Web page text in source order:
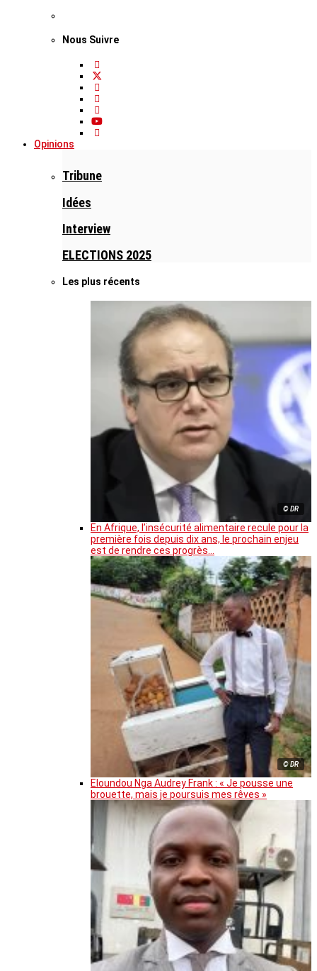
Nous Suivre
Opinions
Tribune
Idées
Interview
ELECTIONS 2025
Les plus récents
© DR
En Afrique, l’insécurité alimentaire recule pour la
première fois depuis dix ans, le prochain enjeu
est de rendre ces progrès…
© DR
Eloundou Nga Audrey Frank : « Je pousse une
brouette, mais je poursuis mes rêves »